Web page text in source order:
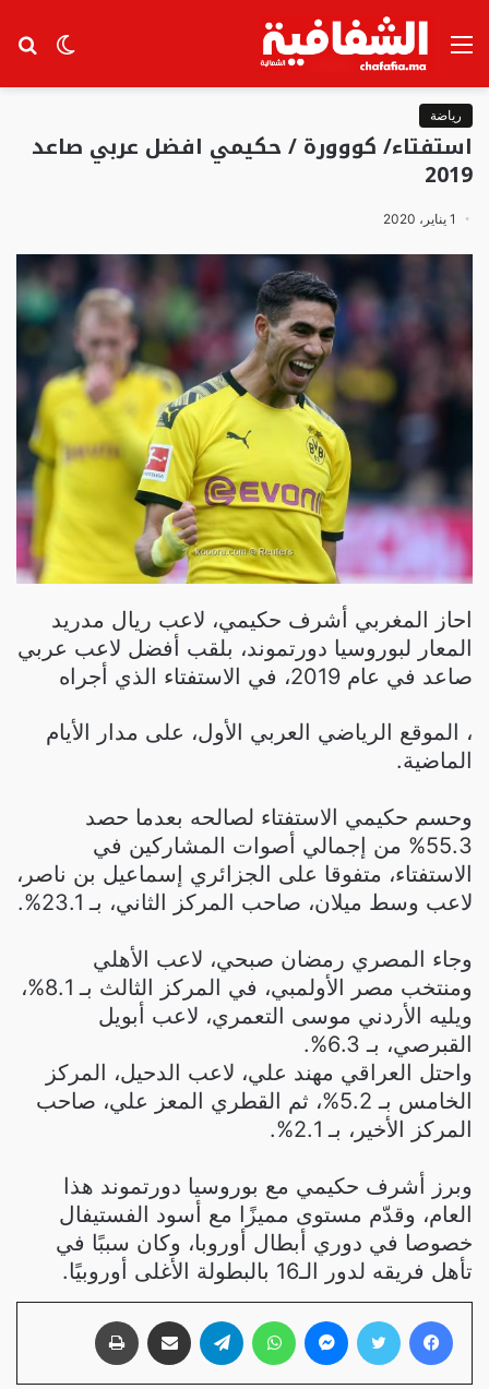
الوضع
القائمة
رياضة
استفتاء/ كووورة / حكيمي افضل عربي صاعد
2019
1 يناير، 2020
احاز المغربي أشرف حكيمي، لاعب ريال مدريد
المعار لبوروسيا دورتموند، بلقب أفضل لاعب عربي
صاعد في عام 2019، في الاستفتاء الذي أجراه
، الموقع الرياضي العربي الأول، على مدار الأيام
الماضية.
وحسم حكيمي الاستفتاء لصالحه بعدما حصد
55.3% من إجمالي أصوات المشاركين في
الاستفتاء، متفوقا على الجزائري إسماعيل بن ناصر،
لاعب وسط ميلان، صاحب المركز الثاني، بـ 23.1%.
وجاء المصري رمضان صبحي، لاعب الأهلي
ومنتخب مصر الأولمبي، في المركز الثالث بـ 8.1%،
ويليه الأردني موسى التعمري، لاعب أبويل
القبرصي، بـ 6.3%.
واحتل العراقي مهند علي، لاعب الدحيل، المركز
الخامس بـ 5.2%، ثم القطري المعز علي، صاحب
المركز الأخير، بـ 2.1%.
وبرز أشرف حكيمي مع بوروسيا دورتموند هذا
العام، وقدّم مستوى مميزًا مع أسود الفستيفال
خصوصا في دوري أبطال أوروبا، وكان سببًا في
تأهل فريقه لدور الـ16 بالبطولة الأغلى أوروبيًا.
فيسبوك تويتر ماسنجر واتساب تيلقرام مشاركة عبر البريد